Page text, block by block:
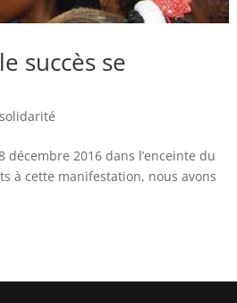
succès se
solidarité
décembre 2016 dans l’enceinte du
à cette manifestation, nous avons